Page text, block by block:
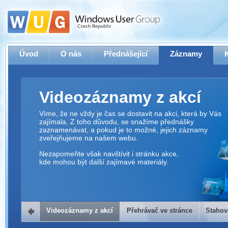
Úvod O nás Přednášející Záznamy
Videozáznamy z akcí
Víme, že ne vždy je čas se dostavit na akci, která by Vás
zajímala. Z toho důvodu, se snažíme přednášky
zaznamenávat, a pokud je to možné, jejich záznamy
zveřejňujeme na našem webu.
Nezapomeňte však navštívit i stránku akce,
kde mohou být další zajímavé materiály.
Přehrávač ve stránce
Videozáznamy z akcí Přehrávač ve stránce